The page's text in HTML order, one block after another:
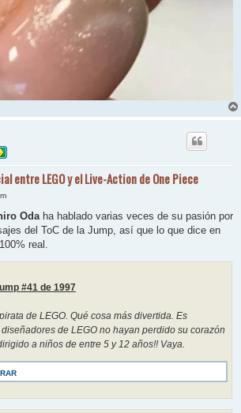
entre LEGO y el Live-Action de One Piece
Oda ha hablado varias veces de su pasión por
del ToC de la Jump, así que lo que dice en
real.
#41 de 1997
de LEGO. Qué cosa más divertida. Es
de LEGO no hayan perdido su corazón
a niños de entre 5 y 12 años!! Vaya.